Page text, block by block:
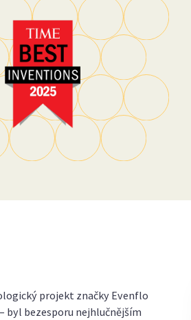
projekt značky Evenflo
byl bezesporu nejhlučnějším